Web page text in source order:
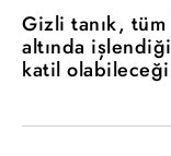
Gizli tanık,
altında
katil